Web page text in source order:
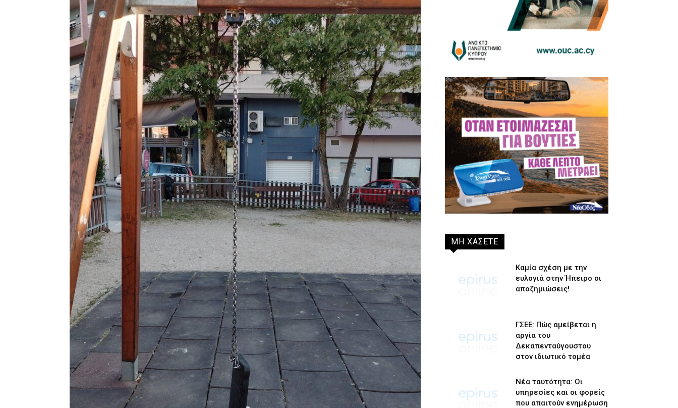
ΜΗ ΧΑΣΕΤΕ
Καμία σχέση με την
ευλογιά στην Ήπειρο οι
αποζημιώσεις!
ΓΣΕΕ: Πώς αμείβεται η
αργία του
Δεκαπενταύγουστου
στον ιδιωτικό τομέα
Νέα ταυτότητα: Οι
υπηρεσίες και οι φορείς
που απαιτούν ενημέρωση